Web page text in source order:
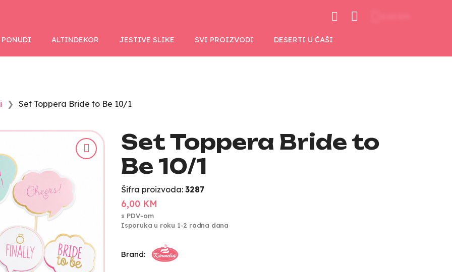
ALTINDEKOR JESTIVE SLIKE SVI PROIZVODI DESERTI U ČAŠI
Set Toppera Bride to Be 10/1
Set Toppera Bride to
Be 10/1
Šifra proizvoda: 3287
6,00 KM
s PDV-om
Isporuka u roku 1-2 radna dana
Brand: